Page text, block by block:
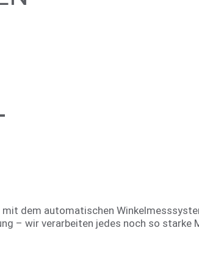
dem automatischen
– wir verarbeiten jedes noch so starke